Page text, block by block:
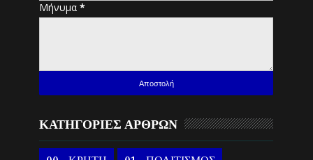
Μήνυμα*
ΚΑΤΗΓΟΡΙΕΣ ΑΡΘΡΩΝ